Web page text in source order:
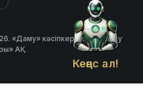
Кеңес ал!
«Даму» кәсіпкерлікті дамыту
АҚ